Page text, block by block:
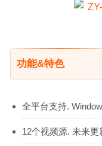
功能&特色
全平台支持.
12个视频源. 未来